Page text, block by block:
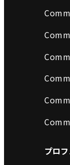
プロ